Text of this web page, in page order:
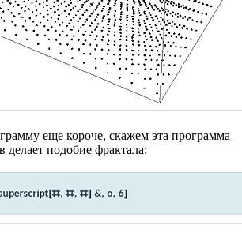
еще короче, скажем эта программа
делает подобие фрактала: